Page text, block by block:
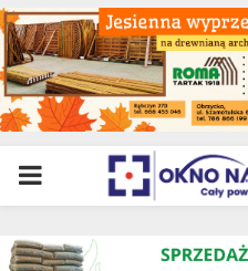
PRIMARY
MENU